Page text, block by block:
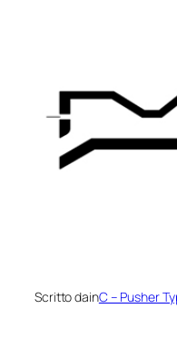
Scritto dainC – Pusher